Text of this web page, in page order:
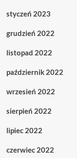
styczeń 2023
grudzień 2022
listopad 2022
październik 2022
wrzesień 2022
sierpień 2022
lipiec 2022
czerwiec 2022